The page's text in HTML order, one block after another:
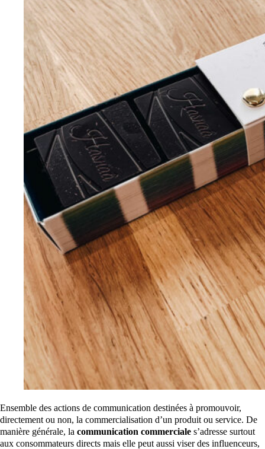
Ensemble des actions de communication destinées à promouvoir,
directement ou non, la commercialisation d’un produit ou service. De
manière générale, la communication commerciale s’adresse surtout
aux consommateurs directs mais elle peut aussi viser des influenceurs,